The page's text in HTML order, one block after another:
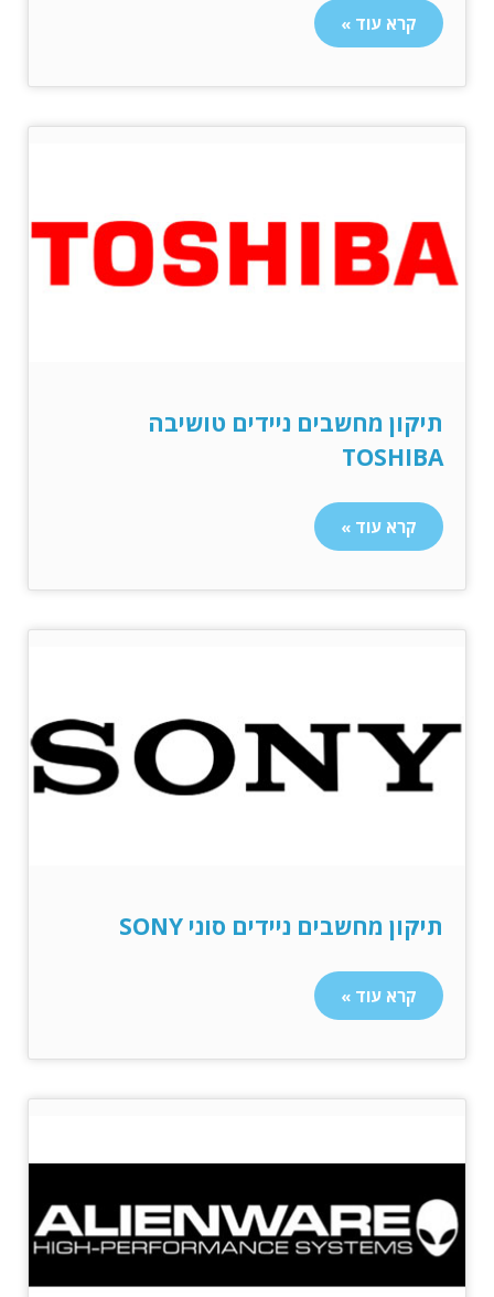
קרא עוד »
תיקון מחשבים ניידים טושיבה
TOSHIBA
קרא עוד »
תיקון מחשבים ניידים סוני SONY
קרא עוד »